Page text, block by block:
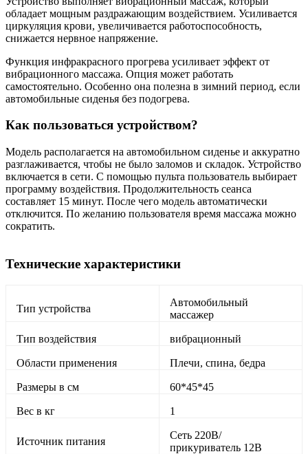
обладает мощным раздражающим воздействием. Усиливается
циркуляция крови, увеличивается работоспособность,
снижается нервное напряжение.
Функция инфракрасного прогрева усиливает эффект от
вибрационного массажа. Опция может работать
самостоятельно. Особенно она полезна в зимний период, если
автомобильные сиденья без подогрева.
Как пользоваться устройством?
Модель располагается на автомобильном сиденье и аккуратно
разглаживается, чтобы не было заломов и складок. Устройство
включается в сети. С помощью пульта пользователь выбирает
программу воздействия. Продолжительность сеанса
составляет 15 минут. После чего модель автоматически
отключится. По желанию пользователя время массажа можно
сократить.
Технические характеристики
Тип устройства
Автомобильный
массажер
Тип воздействия вибрационный
Области применения Плечи, спина, бедра
Размеры в см 60*45*45
Вес в кг 1
Источник питания
Сеть 220В/
прикуриватель 12В